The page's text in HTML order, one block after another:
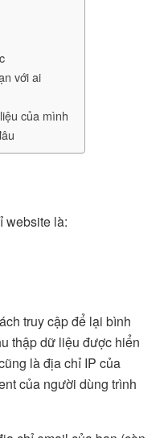
với ai
của mình
website là:
truy cập để lại bình
thập dữ liệu được hiển
là địa chỉ IP của
của người dùng trình